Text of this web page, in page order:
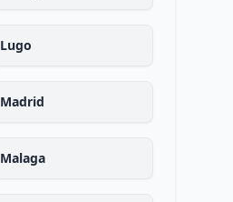
Lugo
Madrid
Malaga